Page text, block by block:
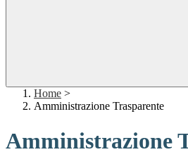
Home >
Amministrazione Trasparente
Amministrazione